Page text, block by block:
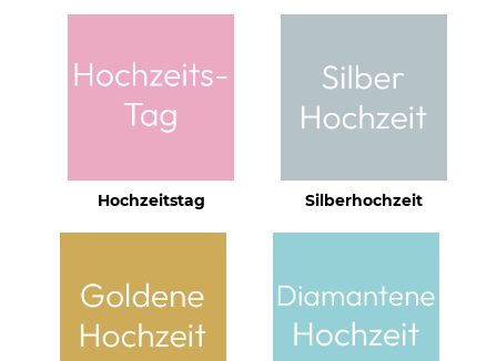
Hochzeitstag Silberhochzeit